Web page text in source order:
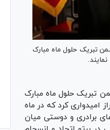
تبریک حلول ماه مبارک
تبریک حلول ماه مبارک
امیدواری کرد که در ماه
برادری و دوستی میان